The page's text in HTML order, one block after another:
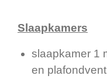
Slaapkamers
slaapkamer 1
en